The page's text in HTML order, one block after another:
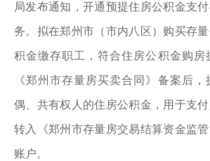
局发布通知，开通预提住房公积金支
务。拟在郑州市（市内八区）购买存
积金缴存职工，符合住房公积金购房
《郑州市存量房买卖合同》备案后
偶、共有权人的住房公积金，用于支
转入《郑州市存量房交易结算资金监
账户。